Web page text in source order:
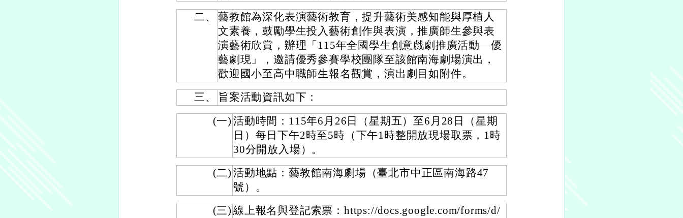
二、
藝教館為深化表演藝術教育，提升藝術美感知能與厚植人
文素養，鼓勵學生投入藝術創作與表演，推廣師生參與表
演藝術欣賞，辦理「115年全國學生創意戲劇推廣活動—優
藝劇現」，邀請優秀參賽學校團隊至該館南海劇場演出，
歡迎國小至高中職師生報名觀賞，演出劇目如附件。
三、
旨案活動資訊如下：
(一) 活動時間：115年6月26日（星期五）至6月28日（星期
日）每日下午2時至5時（下午1時整開放現場取票，1時
30分開放入場）。
(二) 活動地點：藝教館南海劇場（臺北市中正區南海路47
號）。
(三) 線上報名與登記索票：https://docs.google.com/forms/d/